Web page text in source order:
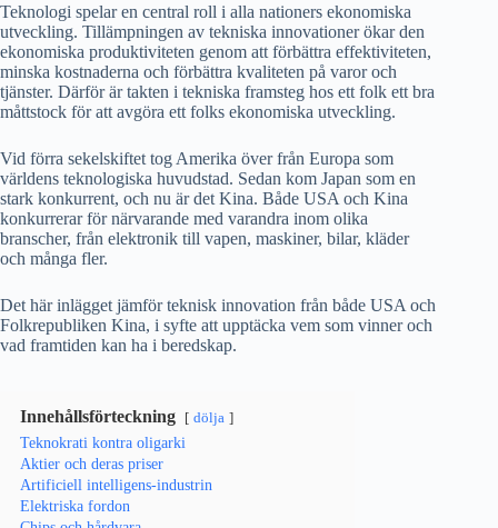
Teknologi spelar en central roll i alla nationers ekonomiska
utveckling. Tillämpningen av tekniska innovationer ökar den
ekonomiska produktiviteten genom att förbättra effektiviteten,
minska kostnaderna och förbättra kvaliteten på varor och
tjänster. Därför är takten i tekniska framsteg hos ett folk ett bra
måttstock för att avgöra ett folks ekonomiska utveckling.
Vid förra sekelskiftet tog Amerika över från Europa som
världens teknologiska huvudstad. Sedan kom Japan som en
stark konkurrent, och nu är det Kina. Både USA och Kina
konkurrerar för närvarande med varandra inom olika
branscher, från elektronik till vapen, maskiner, bilar, kläder
och många fler.
Det här inlägget jämför teknisk innovation från både USA och
Folkrepubliken Kina, i syfte att upptäcka vem som vinner och
vad framtiden kan ha i beredskap.
Innehållsförteckning dölja
Teknokrati kontra oligarki
Aktier och deras priser
Artificiell intelligens-industrin
Elektriska fordon